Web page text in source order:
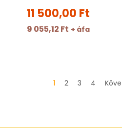
11 500,00 Ft
9 055,12 Ft + áfa
1 2 3 4